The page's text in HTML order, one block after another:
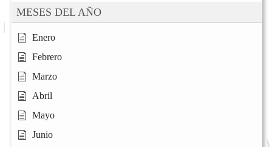
MESES DEL AÑO
Enero
Febrero
Marzo
Abril
Mayo
Junio